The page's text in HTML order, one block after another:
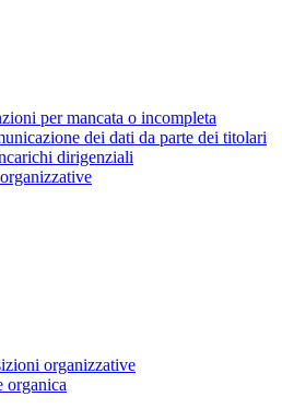
per mancata o incompleta
dei dati da parte dei titolari
dirigenziali
organizzative
organica